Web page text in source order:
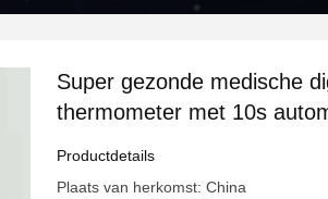
Super gezonde medische
thermometer met 10s
Productdetails
Plaats van herkomst: China